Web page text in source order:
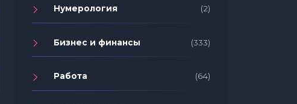
Нумерология (2)
Бизнес и финансы (333)
Работа (64)